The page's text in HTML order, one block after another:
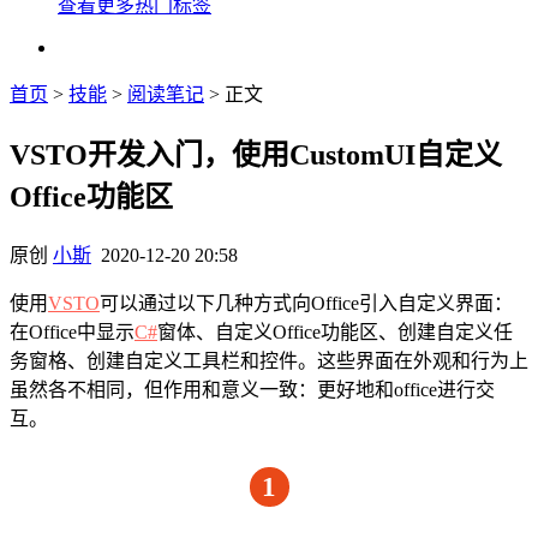
查看更多热门标签
首页 > 技能 > 阅读笔记 > 正文
VSTO开发入门，使用CustomUI自定义
Office功能区
原创 小斯 2020-12-20 20:58
使用VSTO可以通过以下几种方式向Office引入自定义界面：
在Office中显示C#窗体、自定义Office功能区、创建自定义任
务窗格、创建自定义工具栏和控件。这些界面在外观和行为上
虽然各不相同，但作用和意义一致：更好地和office进行交
互。
1